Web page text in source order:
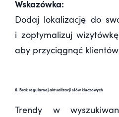
Wskazówka:
Dodaj lokalizację do
i zoptymalizuj
aby przyciągnąć
6. Brak regularnej aktualizacji słów kluczowych
Trendy w